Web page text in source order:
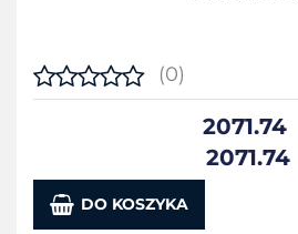
(0)
2071.74
2071.74
DO KOSZYKA